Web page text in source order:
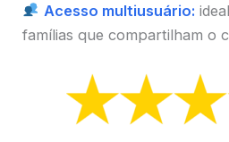
Acesso multiusuário:
famílias que compartilham o